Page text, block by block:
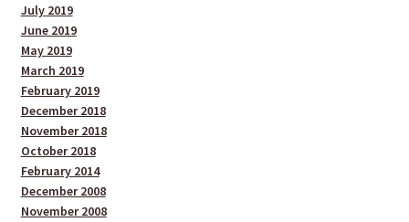
July 2019
June 2019
May 2019
March 2019
February 2019
December 2018
November 2018
October 2018
February 2014
December 2008
November 2008